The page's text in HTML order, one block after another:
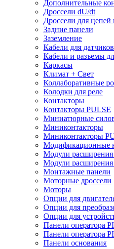
Дополнительные
Дроссели dU/dt
Дроссели для цепей
Задние панели
Заземление
Кабели для датчиков
Кабели и разъемы
Каркасы
Климат + Свет
Коллаборативные
Колодки для реле
Контакторы
Контакторы PULSE
Миниатюрные
Миниконтакторы
Миниконтакторы
Модификационные
Модули
Модули
Монтажные панели
Моторные дроссели
Моторы
Опции для
Опции для
Опции для
Панели оператора
Панели оператора
Панели основания